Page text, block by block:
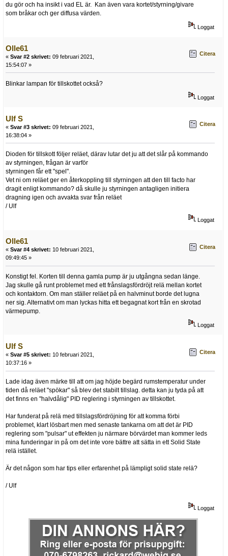
du gör och ha insikt i vad EL är. Kan även vara kortet/styrning/givare
som bråkar och ger diffusa värden.
Loggat
Olle61
« Svar #2 skrivet: 09 februari 2021,
15:54:07 »
Citera
Blinkar lampan för tillskottet också?
Loggat
Ulf S
« Svar #3 skrivet: 09 februari 2021,
16:38:04 »
Citera
Dioden för tillskott följer reläet, därav lutar det ju att det slår på kommando
av styrningen, frågan är varför
styrningen får ett "spel".
Vet ni om reläet ger en återkoppling till styrningen att den till facto har
dragit enligt kommando? då skulle ju styrningen antagligen initiera
dragning igen och avvakta svar från reläet
/ Ulf
Loggat
Olle61
« Svar #4 skrivet: 10 februari 2021,
09:49:45 »
Citera
Konstigt fel. Korten till denna gamla pump är ju utgångna sedan länge.
Jag skulle gå runt problemet med ett frånslagsfördröjt relä mellan kortet
och kontaktorn. Om man ställer reläet på en halvminut borde det lugna
ner sig. Alternativt om man lyckas hitta ett begagnat kort från en skrotad
värmepump.
Loggat
Ulf S
« Svar #5 skrivet: 10 februari 2021,
10:37:16 »
Citera
Lade idag även märke till att om jag höjde begärd rumstemperatur under
tiden då reläet "spökar" så blev det stabilt tillslag. detta kan ju tyda på att
det finns en "halvdålig" PID reglering i styrningen av tillskottet.
Har funderat på relä med tillslagsfördröjning för att komma förbi
problemet, klart lösbart men med senaste tankarna om att det är PID
reglering som "pulsar" ut effekten ju närmare börvärdet man kommer leds
mina funderingar in på om det inte vore bättre att sätta in ett Solid State
relä istället.
Är det någon som har tips eller erfarenhet på lämpligt solid state relä?
/ Ulf
Loggat